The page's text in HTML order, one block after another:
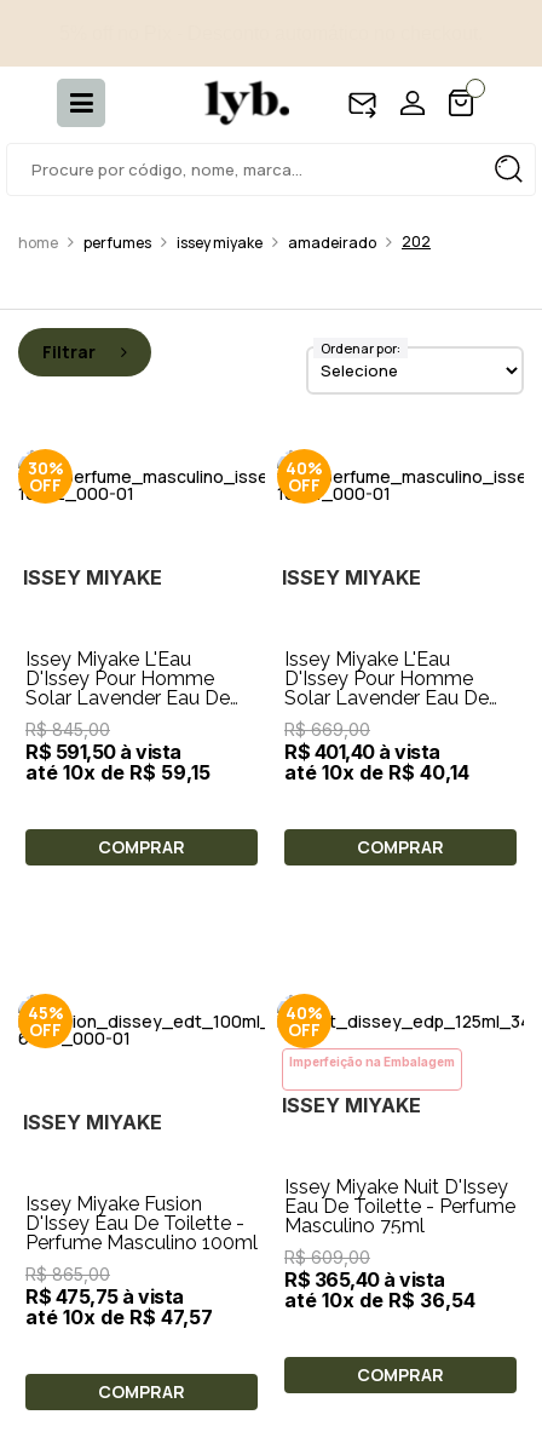
perfumes issey miyake amadeirado 202
Filtrar Ordenar por:
30%
ISSEY MIYAKE
Issey Miyake L'Eau
D'Issey Pour Homme
Solar Lavender Eau De
Toilette - Perfume
Masculino 100ml
R$ 845,00
R$ 591,50 à vista
até 10x de R$ 59,15
COMPRAR
40%
ISSEY MIYAKE
Issey Miyake L'Eau
D'Issey Pour Homme
Solar Lavender Eau De
Toilette - Perfume
Masculino 50ml
R$ 669,00
R$ 401,40 à vista
até 10x de R$ 40,14
COMPRAR
45%
ISSEY MIYAKE
Issey Miyake Fusion
D'Issey Eau De Toilette -
Perfume Masculino 100ml
R$ 865,00
R$ 475,75 à vista
até 10x de R$ 47,57
COMPRAR
40%
Imperfeição na Embalagem
ISSEY MIYAKE
Issey Miyake Nuit D'Issey
Eau De Toilette - Perfume
Masculino 75ml
R$ 609,00
R$ 365,40 à vista
até 10x de R$ 36,54
COMPRAR